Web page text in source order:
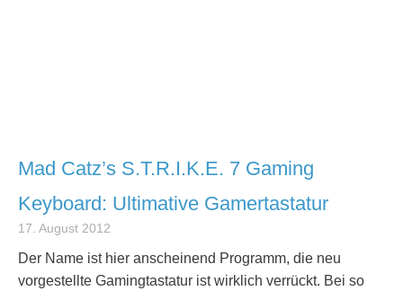
Mad Catz’s S.T.R.I.K.E. 7 Gaming
Keyboard: Ultimative Gamertastatur
17. August 2012
Der Name ist hier anscheinend Programm, die neu
vorgestellte Gamingtastatur ist wirklich verrückt. Bei so